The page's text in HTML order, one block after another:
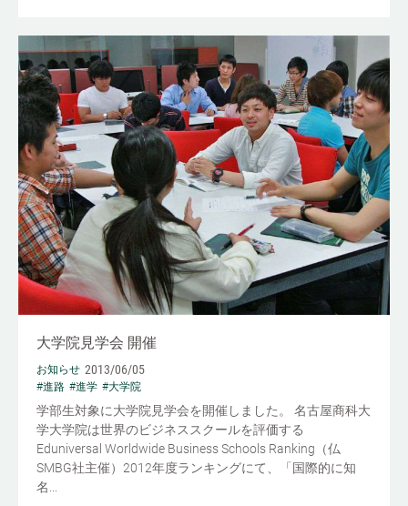
大学院見学会 開催
お知らせ 2013/06/05
#進路 #進学 #大学院
学部生対象に大学院見学会を開催しました。 名古屋商科大
学大学院は世界のビジネススクールを評価する
Eduniversal Worldwide Business Schools Ranking（仏
SMBG社主催）2012年度ランキングにて、「国際的に知
名...